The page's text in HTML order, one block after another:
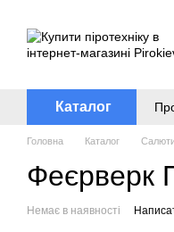
Каталог
Головна Каталог
Феєрверк
Немає в наявності